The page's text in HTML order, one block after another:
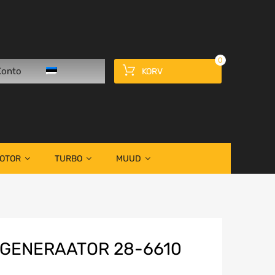
KORV
0
TURBO MUUD
GENERAATOR 28-6610